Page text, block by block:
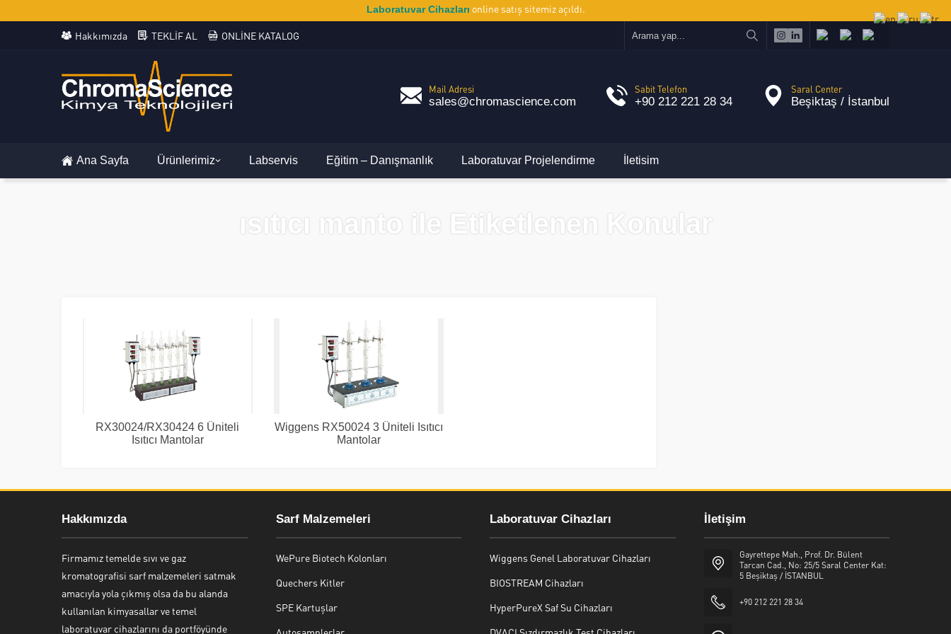
Laboratuvar Cihazları online satış sitemiz açıldı.
Hakkımızda TEKLİF AL ONLİNE KATALOG
Mail Adresi
sales@chromascience.com
Sabit Telefon
+90 212 221 28 34
Saral Center
Beşiktaş / İstanbul
Ana Sayfa Ürünlerimiz Labservis Eğitim – Danışmanlık Laboratuvar Projelendirme İletisim
ısıtıcı manto ile Etiketlenen Konular
RX30024/RX30424 6 Üniteli
Isıtıcı Mantolar
Wiggens RX50024 3 Üniteli Isıtıcı
Mantolar
Hakkımızda
Firmamız temelde sıvı ve gaz
kromatografisi sarf malzemeleri satmak
amacıyla yola çıkmış olsa da bu alanda
kullanılan kimyasallar ve temel
laboratuvar cihazlarını da portföyünde
Sarf Malzemeleri
WePure Biotech Kolonları
Quechers Kitler
SPE Kartuşlar
Laboratuvar Cihazları
Wiggens Genel Laboratuvar Cihazları
BIOSTREAM Cihazları
HyperPureX Saf Su Cihazları
İletişim
Gayrettepe Mah., Prof. Dr. Bülent
Tarcan Cad., No: 25/5 Saral Center Kat:
5 Beşiktaş / İSTANBUL
+90 212 221 28 34